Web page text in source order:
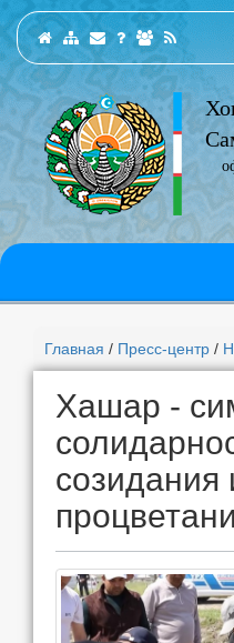
Главная / Пресс-центр /
Хашар -
созидания